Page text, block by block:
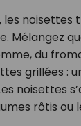
les noisettes
Mélangez
du
grillées :
noisettes
rôtis ou